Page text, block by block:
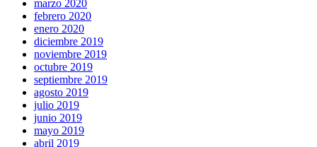
marzo 2020
febrero 2020
enero 2020
diciembre 2019
noviembre 2019
octubre 2019
septiembre 2019
agosto 2019
julio 2019
junio 2019
mayo 2019
abril 2019